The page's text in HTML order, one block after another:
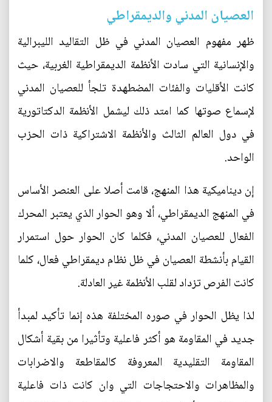
العصيان المدني والديمقراطي
ظهر مفهوم العصيان المدني في ظل التقاليد الليبرالية
والإنسانية التي سادت الأنظمة الديمقراطية الغربية، حيث
كانت الأقليات والفئات المضطهدة تلجأ للعصيان المدني
لإسماع صوتها كما امتد ذلك ليشمل الأنظمة الدكتاتورية
في دول العالم الثالث والأنظمة الاشتراكية ذات الحزب
الواحد.
إن ديناميكية هذا المنهج، قامت أصلا على العنصر الأساس
في المنهج الديمقراطي، ألا وهو الحوار الذي يعتبر المحرك
الفعال للعصيان المدني، فكلما كان الحوار حول استمرار
القيام بأنشطة العصيان في ظل نظام ديمقراطي فعال، كلما
كانت الفرص تزداد لقلب الأنظمة غير العادلة.
لذا يظل الحوار في صوره المختلفة هذه إنما تأكيد لمبدأ
جديد في المقاومة هو أكثر فاعلية وتأثيرا من بقية أشكال
المقاومة التقليدية المعروفة كالمقاطعة والاضرابات
والمظاهرات والاحتجاجات التي وان كانت ذات فاعلية